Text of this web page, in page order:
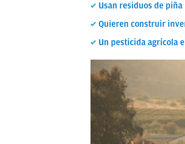
Usan residuos de
Quieren construir
Un pesticida agrícola